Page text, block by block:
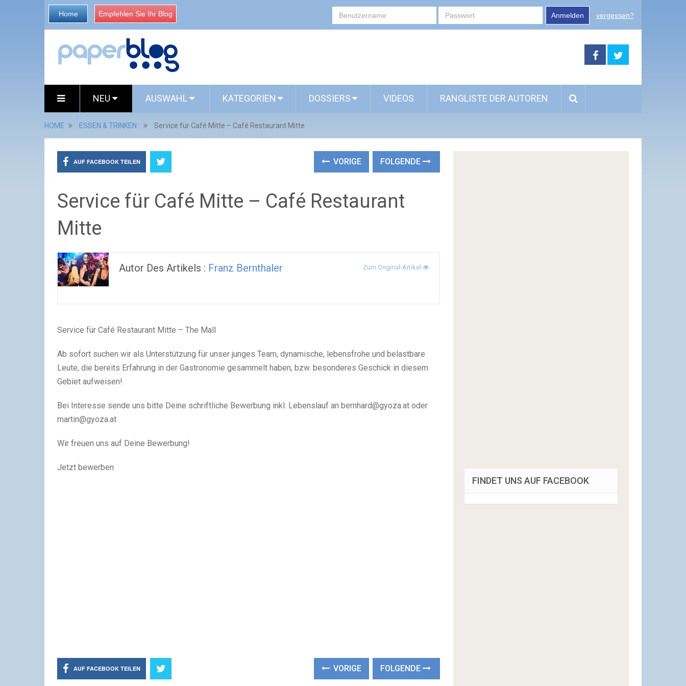
Home Empfehlen Sie Ihr Blog Anmelden vergessen?
NEU AUSWAHL KATEGORIEN DOSSIERS VIDEOS RANGLISTE DER AUTOREN
HOME ESSEN & TRINKEN Service für Café Mitte – Café Restaurant Mitte
AUF FACEBOOK TEILEN VORIGE FOLGENDE
Service für Café Mitte – Café Restaurant
Mitte
Autor Des Artikels : Franz Bernthaler Zum Original-Artikel
Service für Café Restaurant Mitte – The Mall
Ab sofort suchen wir als Unterstützung für unser junges Team, dynamische, lebensfrohe und belastbare
Leute, die bereits Erfahrung in der Gastronomie gesammelt haben, bzw. besonderes Geschick in diesem
Gebiet aufweisen!
Bei Interesse sende uns bitte Deine schriftliche Bewerbung inkl. Lebenslauf an bernhard@gyoza.at oder
martin@gyoza.at
Wir freuen uns auf Deine Bewerbung!
Jetzt bewerben
AUF FACEBOOK TEILEN VORIGE FOLGENDE
FINDET UNS AUF FACEBOOK